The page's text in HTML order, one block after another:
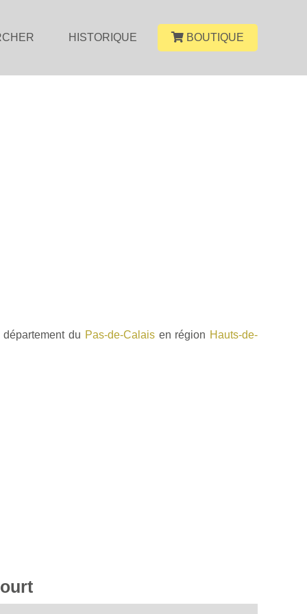
HISTORIQUE BOUTIQUE
du Pas-de-Calaisen région Hauts-de-